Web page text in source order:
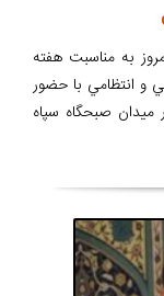
به مناسبت هفته
و انتظامي با حضور
ميدان صبحگاه سپاه